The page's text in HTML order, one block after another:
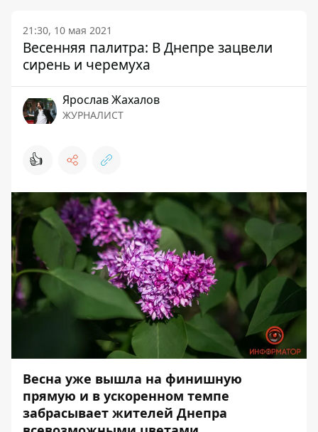
21:30, 10 мая 2021
Весенняя палитра: В Днепре зацвели
сирень и черемуха
Ярослав Жахалов
ЖУРНАЛИСТ
👍
Весна уже вышла на финишную
прямую и в ускоренном темпе
забрасывает жителей Днепра